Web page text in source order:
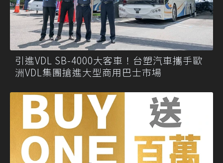
引進VDL SB-4000大客車！台塑汽車攜手歐
洲VDL集團搶進大型商用巴士市場